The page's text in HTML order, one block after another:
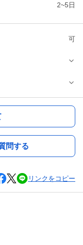
2~5日
可
問する
リンクをコピー